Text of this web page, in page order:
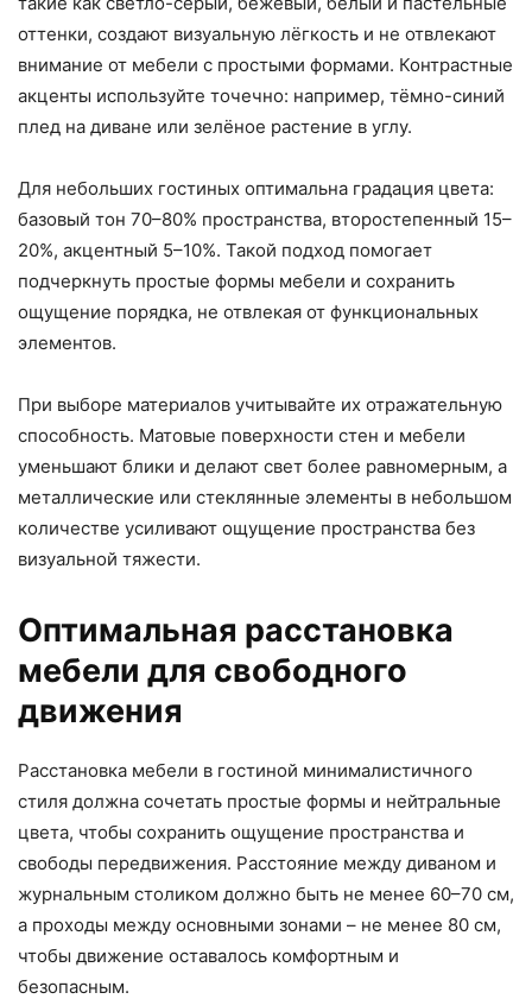
оттенки, создают визуальную лёгкость и не отвлекают
внимание от мебели с простыми формами. Контрастные
акценты используйте точечно: например, тёмно-синий
плед на диване или зелёное растение в углу.
Для небольших гостиных оптимальна градация цвета:
базовый тон 70–80% пространства, второстепенный 15–
20%, акцентный 5–10%. Такой подход помогает
подчеркнуть простые формы мебели и сохранить
ощущение порядка, не отвлекая от функциональных
элементов.
При выборе материалов учитывайте их отражательную
способность. Матовые поверхности стен и мебели
уменьшают блики и делают свет более равномерным, а
металлические или стеклянные элементы в небольшом
количестве усиливают ощущение пространства без
визуальной тяжести.
Оптимальная расстановка
мебели для свободного
движения
Расстановка мебели в гостиной минималистичного
стиля должна сочетать простые формы и нейтральные
цвета, чтобы сохранить ощущение пространства и
свободы передвижения. Расстояние между диваном и
журнальным столиком должно быть не менее 60–70 см,
а проходы между основными зонами – не менее 80 см,
чтобы движение оставалось комфортным и
безопасным.